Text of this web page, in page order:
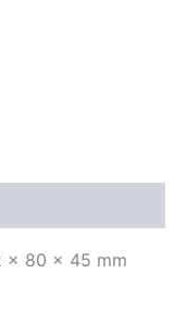
x 80 x 45 mm